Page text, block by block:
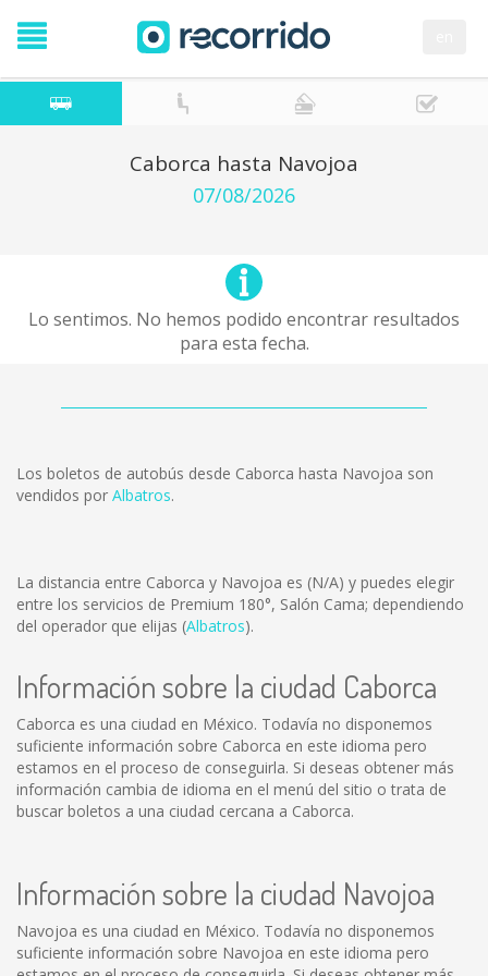
Caborca hasta Navojoa
07/08/2026
Lo sentimos. No hemos podido encontrar resultados
para esta fecha.
Los boletos de autobús desde Caborca hasta Navojoa son
vendidos por Albatros.
La distancia entre Caborca y Navojoa es (N/A) y puedes elegir
entre los servicios de Premium 180°, Salón Cama; dependiendo
del operador que elijas (Albatros).
Información sobre la ciudad Caborca
Caborca es una ciudad en México. Todavía no disponemos
suficiente información sobre Caborca en este idioma pero
estamos en el proceso de conseguirla. Si deseas obtener más
información cambia de idioma en el menú del sitio o trata de
buscar boletos a una ciudad cercana a Caborca.
Información sobre la ciudad Navojoa
Navojoa es una ciudad en México. Todavía no disponemos
suficiente información sobre Navojoa en este idioma pero